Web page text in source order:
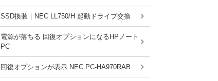
SSD換装｜NEC LL750/H 起動ドライブ交換
電源が落ちる 回復オプションになるHPノート
PC
回復オプションが表示 NEC PC-HA970RAB